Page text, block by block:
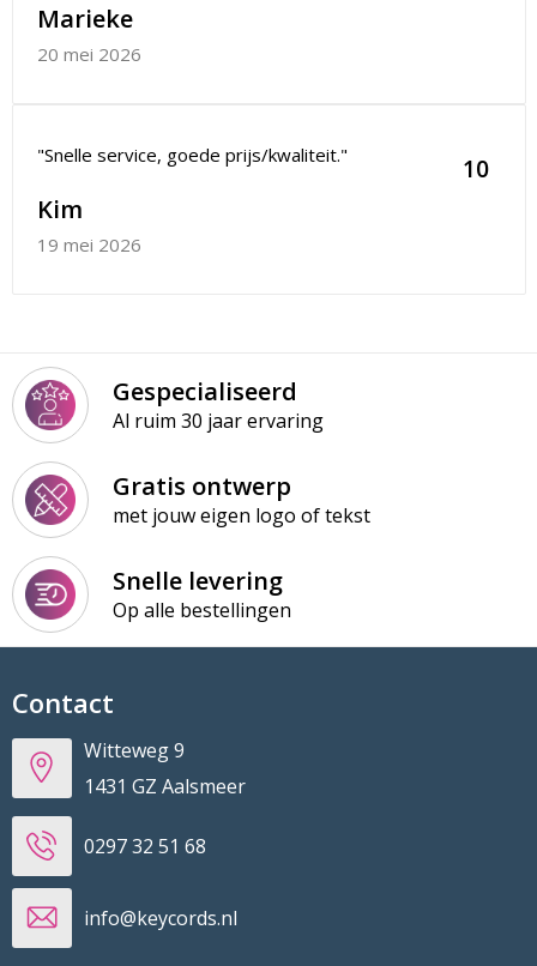
Marieke
20 mei 2026
"Snelle service, goede prijs/kwaliteit." 10
Kim
19 mei 2026
Gespecialiseerd
Al ruim 30 jaar ervaring
Gratis ontwerp
met jouw eigen logo of tekst
Snelle levering
Op alle bestellingen
Contact
Witteweg 9
1431 GZ Aalsmeer
0297 32 51 68
info@keycords.nl